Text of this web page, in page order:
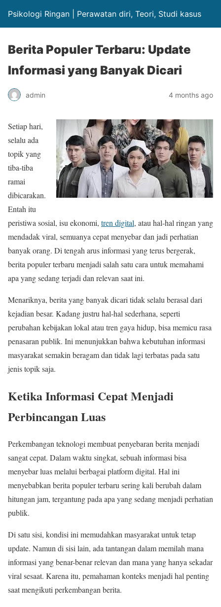
Psikologi Ringan | Perawatan diri, Teori, Studi kasus
Berita Populer Terbaru: Update
Informasi yang Banyak Dicari
admin 4 months ago
Setiap hari,
selalu ada
topik yang
tiba-tiba
ramai
dibicarakan.
Entah itu
peristiwa sosial, isu ekonomi, tren digital, atau hal-hal ringan yang
mendadak viral, semuanya cepat menyebar dan jadi perhatian
banyak orang. Di tengah arus informasi yang terus bergerak,
berita populer terbaru menjadi salah satu cara untuk memahami
apa yang sedang terjadi dan relevan saat ini.
Menariknya, berita yang banyak dicari tidak selalu berasal dari
kejadian besar. Kadang justru hal-hal sederhana, seperti
perubahan kebijakan lokal atau tren gaya hidup, bisa memicu rasa
penasaran publik. Ini menunjukkan bahwa kebutuhan informasi
masyarakat semakin beragam dan tidak lagi terbatas pada satu
jenis topik saja.
Ketika Informasi Cepat Menjadi
Perbincangan Luas
Perkembangan teknologi membuat penyebaran berita menjadi
sangat cepat. Dalam waktu singkat, sebuah informasi bisa
menyebar luas melalui berbagai platform digital. Hal ini
menyebabkan berita populer terbaru sering kali berubah dalam
hitungan jam, tergantung pada apa yang sedang menjadi perhatian
publik.
Di satu sisi, kondisi ini memudahkan masyarakat untuk tetap
update. Namun di sisi lain, ada tantangan dalam memilah mana
informasi yang benar-benar relevan dan mana yang hanya sekadar
viral sesaat. Karena itu, pemahaman konteks menjadi hal penting
saat mengikuti perkembangan berita.